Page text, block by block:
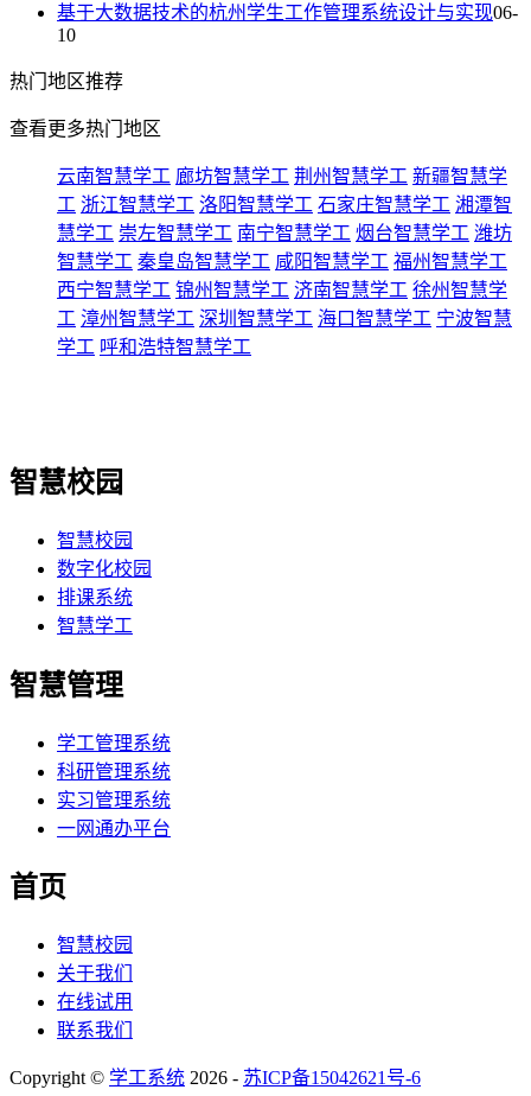
基于大数据技术的杭州学生工作管理系统设计与实现06-
10
热门 地区推荐
查看更多热门地区
云南智慧学工 廊坊智慧学工 荆州智慧学工 新疆智慧学
工 浙江智慧学工 洛阳智慧学工 石家庄智慧学工 湘潭智
慧学工 崇左智慧学工 南宁智慧学工 烟台智慧学工 潍坊
智慧学工 秦皇岛智慧学工 咸阳智慧学工 福州智慧学工
西宁智慧学工 锦州智慧学工 济南智慧学工 徐州智慧学
工 漳州智慧学工 深圳智慧学工 海口智慧学工 宁波智慧
学工 呼和浩特智慧学工
智慧校园
智慧校园
数字化校园
排课系统
智慧学工
智慧管理
学工管理系统
科研管理系统
实习管理系统
一网通办平台
首页
智慧校园
关于我们
在线试用
联系我们
Copyright © 学工系统 2026 - 苏ICP备15042621号-6